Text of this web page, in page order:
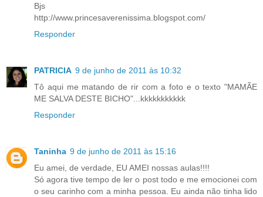
Bjs
http://www.princesaverenissima.blogspot.com/
Responder
PATRICIA 9 de junho de 2011 às 10:32
Tô aqui me matando de rir com a foto e o texto "MAMÃE
ME SALVA DESTE BICHO"...kkkkkkkkkkk
Responder
Taninha 9 de junho de 2011 às 15:16
Eu amei, de verdade, EU AMEI nossas aulas!!!!
Só agora tive tempo de ler o post todo e me emocionei com
o seu carinho com a minha pessoa. Eu ainda não tinha lido